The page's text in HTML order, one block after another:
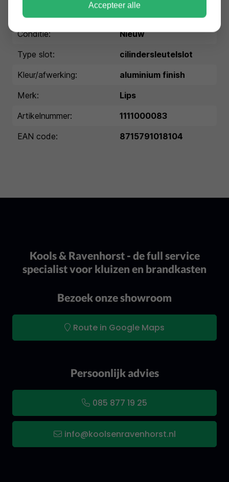
Specificaties
Conditie:
Nieuw
Type slot:
cilindersleutelslot
Kleur/afwerking:
aluminium finish
Merk:
Lips
Artikelnummer:
1111000083
EAN code:
8715791018104
Kools & Ravenhorst - de full service
specialist voor kluizen en brandkasten
Bezoek onze showroom
Route in Google Maps
Persoonlijk advies
085 877 19 25
info@koolsenravenhorst.nl
Accepteer alle